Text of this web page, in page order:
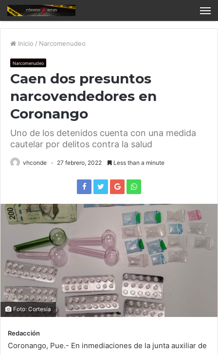
Inicio / Narcomenudeo
Narcomenudeo
Caen dos presuntos
narcovendedores en
Coronango
Uno de los detenidos cuenta con una medida
cautelar por delitos contra la salud
vhconde 27 febrero, 2022 Less than a minute
Foto: Cortesía
Redacción
Coronango, Pue.- En inmediaciones de la junta auxiliar de